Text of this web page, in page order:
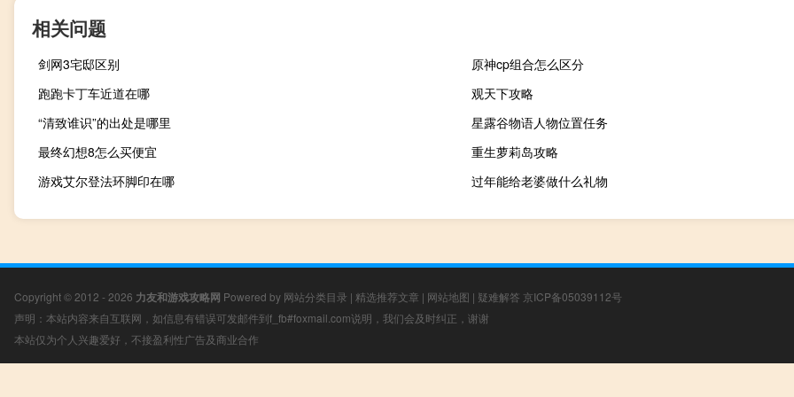
相关问题
剑网3宅邸区别
原神cp组合怎么区分
跑跑卡丁车近道在哪
观天下攻略
“清致谁识”的出处是哪里
星露谷物语人物位置任务
最终幻想8怎么买便宜
重生萝莉岛攻略
游戏艾尔登法环脚印在哪
过年能给老婆做什么礼物
Copyright © 2012 - 2026 力友和游戏攻略网 Powered by 网站分类目录 | 精选推荐文章 | 网站地图 | 疑难解答 京ICP备05039112号
声明：本站内容来自互联网，如信息有错误可发邮件到f_fb#foxmail.com说明，我们会及时纠正，谢谢
本站仅为个人兴趣爱好，不接盈利性广告及商业合作